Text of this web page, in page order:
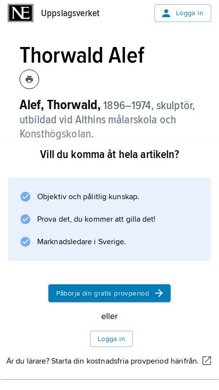
Uppslagsverket Logga in
Thorwald Alef
Alef, Thorwald, 1896–1974, skulptör,
utbildad vid Althins målarskola och
Konsthögskolan.
Alef har framför allt gjort porträttbyster och
representerad i Sjöhistoriska museet i
Svenskt Tenn skrin, spegelkrön m.m.,
kännetecknade av dekorativ elegans.
Information om artikeln
Vill du komma åt hela artikeln?
Objektiv och pålitlig kunskap.
Prova det, du kommer att gilla det!
Marknadsledare i Sverige.
Påbörja din gratis provperiod
eller
Logga in
Är du lärare? Starta din kostnadsfria provperiod härifrån.